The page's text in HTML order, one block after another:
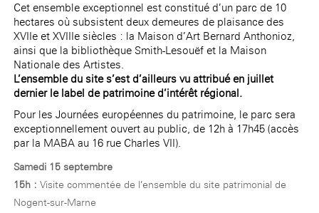
Cet ensemble exceptionnel est constitué d’un parc de 10
hectares où subsistent deux demeures de plaisance des
XVIIe et XVIIIe siècles : la Maison d’Art Bernard Anthonioz,
ainsi que la bibliothèque Smith-Lesouëf et la Maison
Nationale des Artistes.
L’ensemble du site s’est d’ailleurs vu attribué en juillet
dernier le label de patrimoine d’intérêt régional.
Pour les Journées européennes du patrimoine, le parc sera
exceptionnellement ouvert au public, de 12h à 17h45 (accès
par la MABA au 16 rue Charles VII).
Samedi 15 septembre
15h : Visite commentée de l’ensemble du site patrimonial de
Nogent-sur-Marne